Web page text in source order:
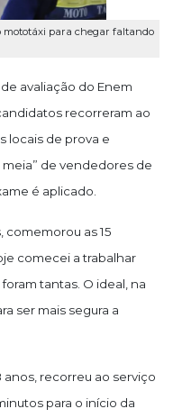
mototáxi para chegar faltando
avaliação do Enem
recorreram ao
locais de prova e
de vendedores de
é aplicado.
comemorou as 15
comecei a trabalhar
tantas. O ideal, na
ser mais segura a
anos, recorreu ao serviço
para o início da